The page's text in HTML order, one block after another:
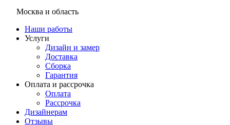
Москва и область
Наши работы
Услуги
Дизайн и замер
Доставка
Сборка
Гарантия
Оплата и рассрочка
Оплата
Рассрочка
Дизайнерам
Отзывы